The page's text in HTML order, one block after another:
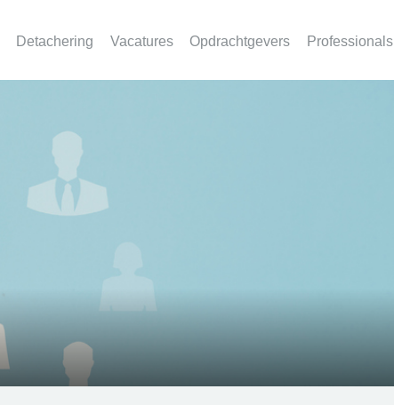
Detachering Vacatures Opdrachtgevers Professionals